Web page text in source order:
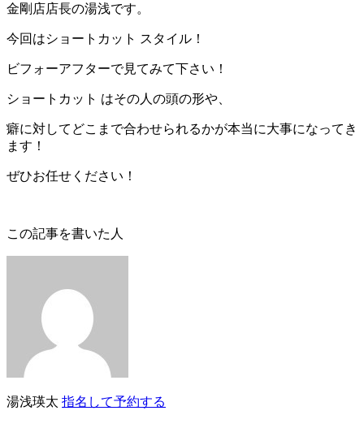
金剛店店長の湯浅です。
今回はショートカット スタイル！
ビフォーアフターで見てみて下さい！
ショートカット はその人の頭の形や、
癖に対してどこまで合わせられるかが本当に大事になってき
ます！
ぜひお任せください！
この記事を書いた人
湯浅瑛太 指名して予約する